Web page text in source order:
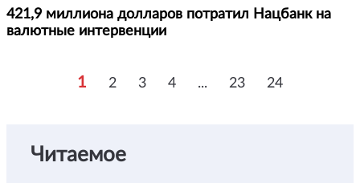
421,9 миллиона долларов потратил Нацбанк на
валютные интервенции
1 2 3 4 ... 23 24
Читаемое